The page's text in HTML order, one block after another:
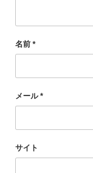
名前 *
メール*
サイト